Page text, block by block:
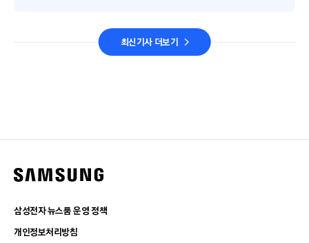
최신기사 더보기
삼성전자 뉴스룸 운영 정책
개인정보처리방침